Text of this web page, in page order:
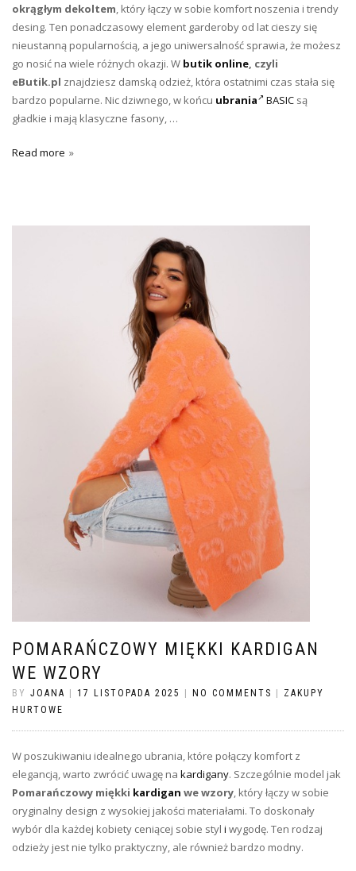
okrągłym dekoltem, który łączy w sobie komfort noszenia i trendy
desing. Ten ponadczasowy element garderoby od lat cieszy się
nieustanną popularnością, a jego uniwersalność sprawia, że możesz
go nosić na wiele różnych okazji. W butik online, czyli
eButik.pl znajdziesz damską odzież, która ostatnimi czas stała się
bardzo popularne. Nic dziwnego, w końcu ubrania BASIC są
gładkie i mają klasyczne fasony, …
Read more
POMARAŃCZOWY MIĘKKI KARDIGAN
WE WZORY
BY JOANA 17 LISTOPADA 2025 NO COMMENTS
ZAKUPY
HURTOWE
W poszukiwaniu idealnego ubrania, które połączy komfort z
elegancją, warto zwrócić uwagę na kardigany. Szczególnie model jak
Pomarańczowy miękki kardigan we wzory, który łączy w sobie
oryginalny design z wysokiej jakości materiałami. To doskonały
wybór dla każdej kobiety ceniącej sobie styl i wygodę. Ten rodzaj
odzieży jest nie tylko praktyczny, ale również bardzo modny.